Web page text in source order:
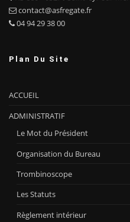
contact@asfregate.fr
04 94 29 38 00
Plan Du Site
ACCUEIL
ADMINISTRATIF
Le Mot du Président
Organisation du Bureau
Trombinoscope
Les Statuts
Règlement intérieur